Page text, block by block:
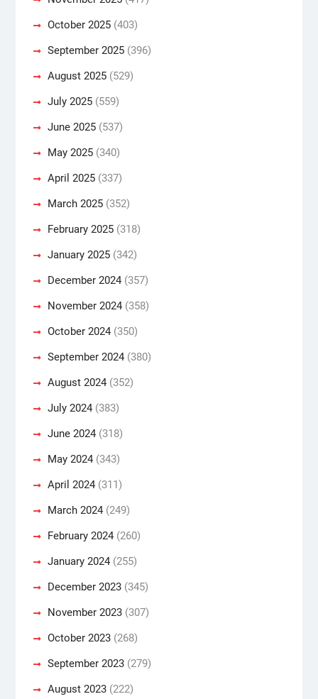
October 2025(403)
September 2025(396)
August 2025(529)
July 2025(559)
June 2025(537)
May 2025(340)
April 2025(337)
March 2025(352)
February 2025(318)
January 2025(342)
December 2024(357)
November 2024(358)
October 2024(350)
September 2024(380)
August 2024(352)
July 2024(383)
June 2024(318)
May 2024(343)
April 2024(311)
March 2024(249)
February 2024(260)
January 2024(255)
December 2023(345)
November 2023(307)
October 2023(268)
September 2023(279)
August 2023(222)